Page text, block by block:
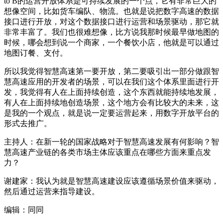
想像空间，比如货车编队、物流。也就是说把数字高速的数据
接口进行开放，对这个数据接口进行运营和场景驱动，那它就
非常丰富了。我们也很难想像，比方说我那时候最早做地图的
时候，哪会想到说一个商家，一个餐饮小店，他就是可以通过
地图订餐、支付。
所以我觉得智慧高速第一要开放，第二要吸引出一部分做跟智
慧高速应用的开发者的场景，可以在我们这个体系里面进行开
发，我觉得有人在上面持续创造，这个东西就能持续地发展，
有人在上面持续地创造场景，这个地方会有比较大的未来，这
是我的一个观点，就是说一定要运营起来，用数字开放平台的
形式去推广。
主持人：在新一轮的国家战略对于智慧高速发展有何影响？智
慧高速产业链的各类市场主体应该重点在哪些方面来重点发
力？
谢建家：我认为就是智慧高速建设应该遵循场景价值来驱动，
然后通过运营来指导建设。
编辑：同同